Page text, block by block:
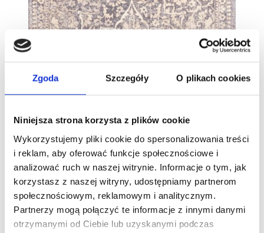
Zgoda Szczegóły O plikach cookies
Niniejsza strona korzysta z plików cookie
Wykorzystujemy pliki cookie do spersonalizowania treści
i reklam, aby oferować funkcje społecznościowe i
analizować ruch w naszej witrynie. Informacje o tym, jak
korzystasz z naszej witryny, udostępniamy partnerom
społecznościowym, reklamowym i analitycznym.
Partnerzy mogą połączyć te informacje z innymi danymi
otrzymanymi od Ciebie lub uzyskanymi podczas